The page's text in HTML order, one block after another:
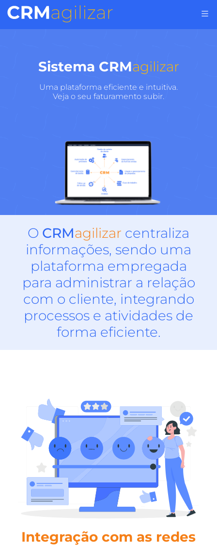
Sistema CRMagilizar
Uma plataforma eficiente e intuitiva.
Veja o seu faturamento subir.
O CRMagilizar centraliza
informações, sendo uma
plataforma empregada
para administrar a relação
com o cliente, integrando
processos e atividades de
forma eficiente.
Integração com as redes